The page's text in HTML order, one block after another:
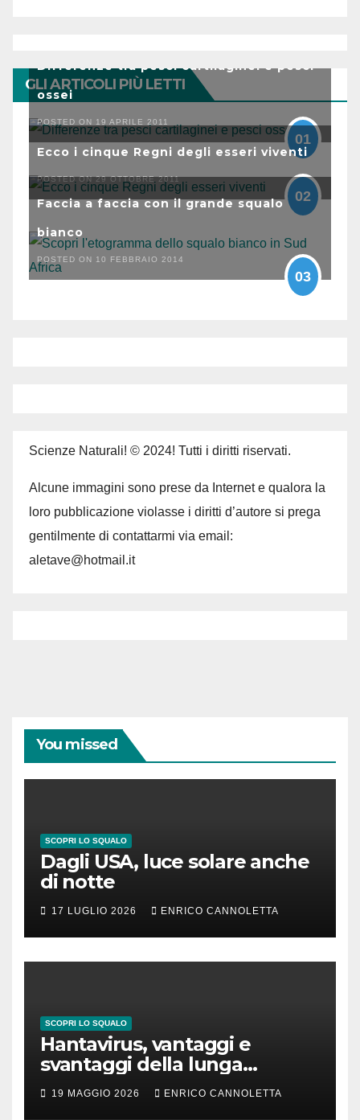
GLI ARTICOLI PIÙ LETTI
Differenze tra pesci cartilaginei e pesci
ossei
POSTED ON 19 APRILE 2011
01
Ecco i cinque Regni degli esseri viventi
POSTED ON 29 OTTOBRE 2011
02
Faccia a faccia con il grande squalo
bianco
POSTED ON 10 FEBBRAIO 2014
03
Scienze Naturali! © 2024! Tutti i diritti riservati.
Alcune immagini sono prese da Internet e qualora la
loro pubblicazione violasse i diritti d’autore si prega
gentilmente di contattarmi via email:
aletave@hotmail.it
You missed
SCOPRI LO SQUALO
Dagli USA, luce solare anche
di notte
17 LUGLIO 2026 ENRICO CANNOLETTA
SCOPRI LO SQUALO
Hantavirus, vantaggi e
svantaggi della lunga
incubazione
19 MAGGIO 2026 ENRICO CANNOLETTA